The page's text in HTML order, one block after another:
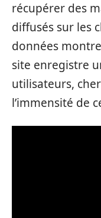
récupérer des
diffusés sur les
données
site enregistre
utilisateurs,
l’immensité de